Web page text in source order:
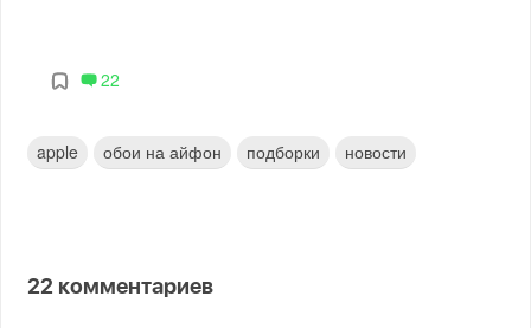
22
apple обои на айфон подборки новости
22 комментариев